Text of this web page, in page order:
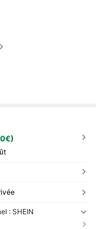
: SHEIN